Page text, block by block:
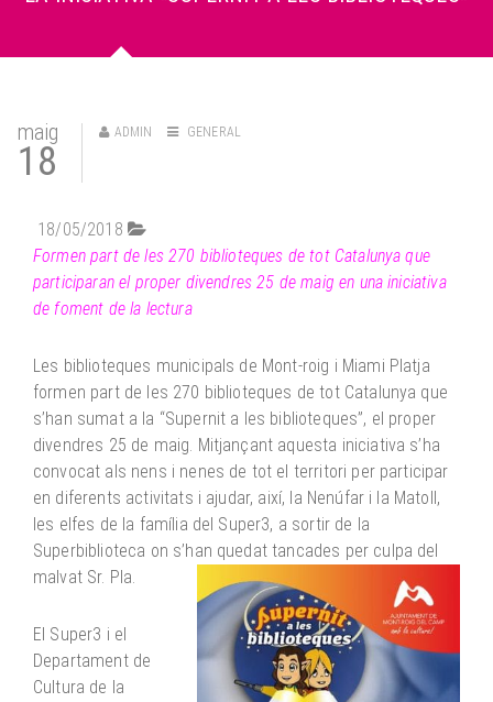
maig
18
ADMIN GENERAL
18/05/2018
Formen part de les 270 biblioteques de tot Catalunya que
participaran el proper divendres 25 de maig en una iniciativa
de foment de la lectura
Les biblioteques municipals de Mont-roig i Miami Platja
formen part de les 270 biblioteques de tot Catalunya que
s’han sumat a la “Supernit a les biblioteques”, el proper
divendres 25 de maig. Mitjançant aquesta iniciativa s’ha
convocat als nens i nenes de tot el territori per participar
en diferents activitats i ajudar, així, la Nenúfar i la Matoll,
les elfes de la família del Super3, a sortir de la
Superbiblioteca on s’han quedat tancades per culpa del
malvat Sr. Pla.
El Super3 i el
Departament de
Cultura de la